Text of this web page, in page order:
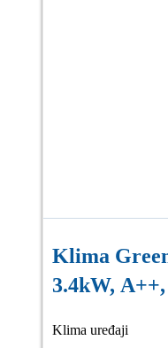
Klima
3.4kW, A++,
Klima uređaji